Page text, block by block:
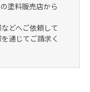
塗料販売店から
どへご依頼して
通じてご請求く